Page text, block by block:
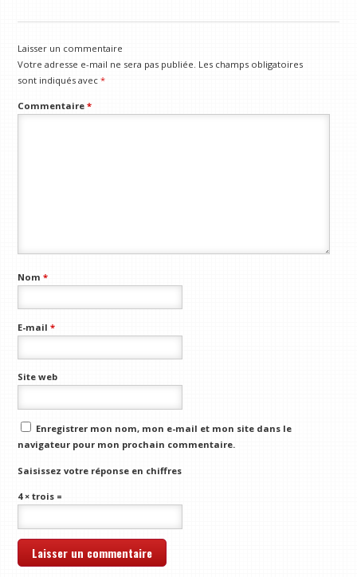
Laisser un commentaire
Votre adresse e-mail ne sera pas publiée. Les champs obligatoires
sont indiqués avec*
Commentaire*
Nom*
E-mail*
Site web
Enregistrer mon nom, mon e-mail et mon site dans le
navigateur pour mon prochain commentaire.
Saisissez votre réponse en chiffres
4 × trois =